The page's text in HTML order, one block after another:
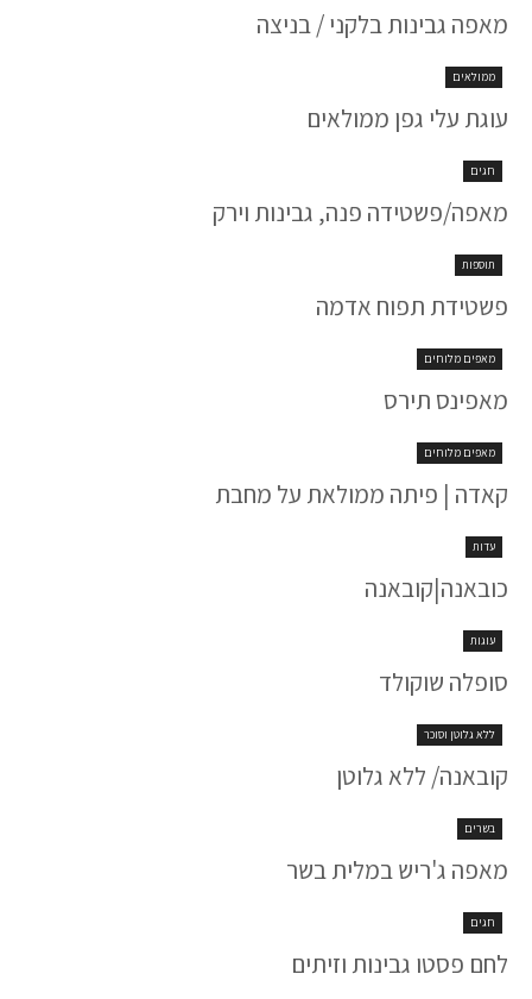
מאפה גבינות בלקני / בניצה
ממולאים
עוגת עלי גפן ממולאים
חגים
מאפה/פשטידה פנה, גבינות וירק
תוספות
פשטידת תפוח אדמה
מאפים מלוחים
מאפינס תירס
מאפים מלוחים
קאדה | פיתה ממולאת על מחבת
עדות
כובאנה|קובאנה
עוגות
סופלה שוקולד
ללא גלוטן וסוכר
קובאנה/ ללא גלוטן
בשרים
מאפה ג'ריש במלית בשר
חגים
לחם פסטו גבינות וזיתים